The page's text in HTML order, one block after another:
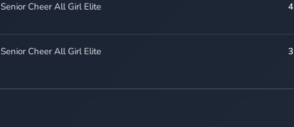
Senior Cheer All Girl Elite 4
Senior Cheer All Girl Elite 3